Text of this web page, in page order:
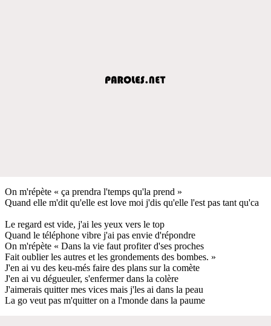
On m'répète « ça prendra l'temps qu'la prend »
Quand elle m'dit qu'elle est love moi j'dis qu'elle l'est pas tant qu'ca
Le regard est vide, j'ai les yeux vers le top
Quand le téléphone vibre j'ai pas envie d'répondre
On m'répète « Dans la vie faut profiter d'ses proches
Fait oublier les autres et les grondements des bombes. »
J'en ai vu des keu-més faire des plans sur la comète
J'en ai vu dégueuler, s'enfermer dans la colère
J'aimerais quitter mes vices mais j'les ai dans la peau
La go veut pas m'quitter on a l'monde dans la paume